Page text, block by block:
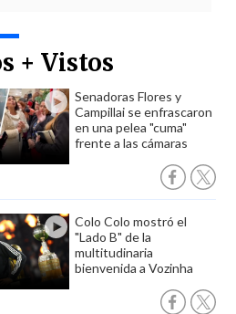
+ Vistos
Senadoras Flores y
Campillai se enfrascaron
en una pelea "cuma"
frente a las cámaras
Colo Colo mostró el
"Lado B" de la
multitudinaria
bienvenida a Vozinha